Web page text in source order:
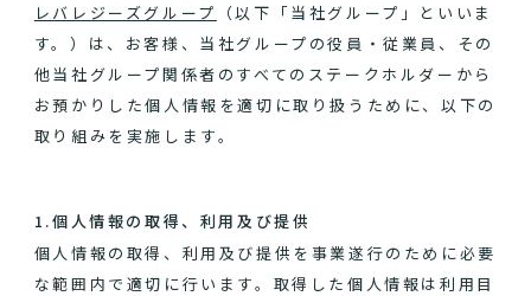
レバレジーズグループ
（以下「当社グループ」といいま
す。）は、お客様、当社グループの役員・従業員、その
他当社グループ関係者のすべてのステークホルダーから
お預かりした個人情報を適切に取り扱うために、以下の
取り組みを実施します。
1.個人情報の取得、利用及び提供
個人情報の取得、利用及び提供を事業遂行のために必要
な範囲内で適切に行います。取得した個人情報は利用目